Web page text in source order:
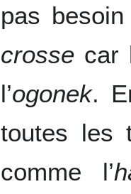
pas
crosse car
l’ogonek.
toutes les
comme l’